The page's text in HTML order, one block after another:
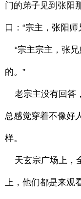
门的弟子见到张阳
口：“宗主，张阳
“宗主宗主，张兄
的。”
老宗主没有回答
总感觉穿着不像好
样。
天玄宗广场上，
上，他们都是来观